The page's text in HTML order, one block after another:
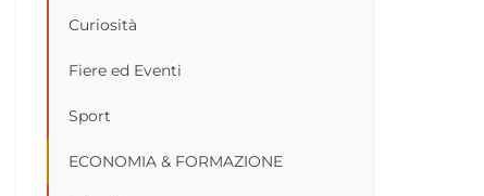
Curiosità
Fiere ed Eventi
Sport
ECONOMIA & FORMAZIONE